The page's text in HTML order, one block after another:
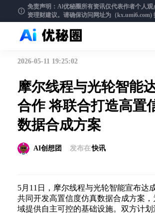
免责声明：Al优秘圈所有资讯仅代表作者个人观
资理财建议。请确保访问网址为（kx.umi6.com)
2026-05-11 19:25:02
摩尔线程与光轮智能
合作 将联合打造高置
数据合成方案
AI创想团 发布在快讯
5月11日，摩尔线程与光轮智能宣布达
共同开发高置信度仿真数据合成方案
域提供自主可控的基础设施。双方计